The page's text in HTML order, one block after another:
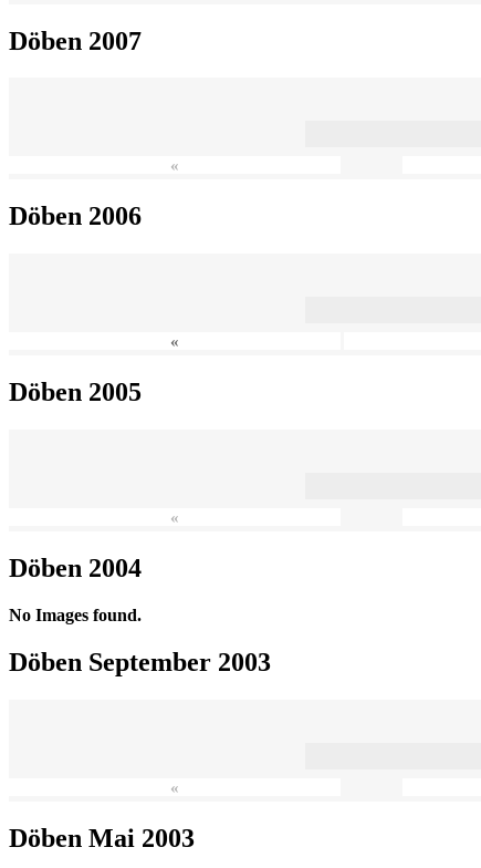
Döben 2007
«
Döben 2006
«
Döben 2005
«
Döben 2004
No Images found.
Döben September 2003
«
Döben Mai 2003